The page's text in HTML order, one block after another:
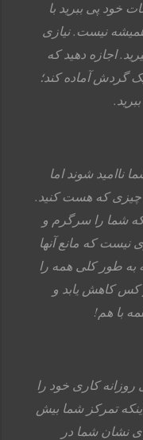
خود پی ببرید با
نیست. نیازی
اجازه دهید که
گردش آماده کند؛
ناامید شوند اما
چیزی که هست کنید.
شما را سرگرم و
نیست که مانع آنها
طور کلی همه را
کس کاهش یابد و
با هم!
کاری خود را
تمركز شما بیش
نشان شما در